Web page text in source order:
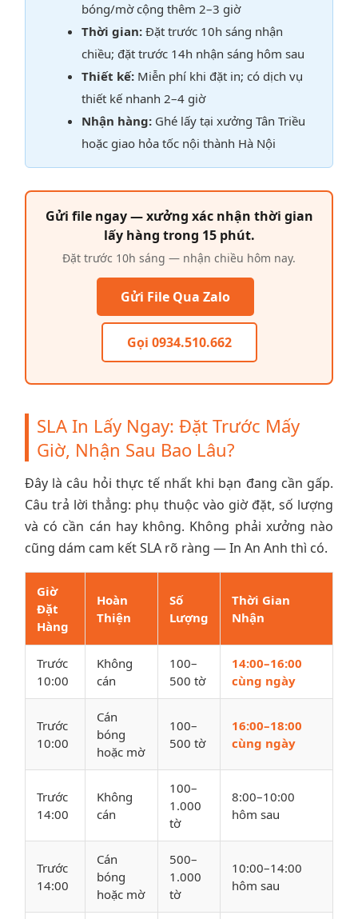
bóng/mờ cộng thêm 2–3 giờ
Thời gian: Đặt trước 10h sáng nhận
chiều; đặt trước 14h nhận sáng hôm sau
Thiết kế: Miễn phí khi đặt in; có dịch vụ
thiết kế nhanh 2–4 giờ
Nhận hàng: Ghé lấy tại xưởng Tân Triều
hoặc giao hỏa tốc nội thành Hà Nội
Gửi file ngay — xưởng xác nhận thời gian
lấy hàng trong 15 phút.
Đặt trước 10h sáng — nhận chiều hôm nay.
Gửi File Qua Zalo
Gọi 0934.510.662
SLA In Lấy Ngay: Đặt Trước Mấy
Giờ, Nhận Sau Bao Lâu?
Đây là câu hỏi thực tế nhất khi bạn đang cần gấp.
Câu trả lời thẳng: phụ thuộc vào giờ đặt, số lượng
và có cần cán hay không. Không phải xưởng nào
cũng dám cam kết SLA rõ ràng — In An Anh thì có.
Giờ
Đặt
Hàng
Hoàn
Thiện
Số
Lượng
Thời Gian
Nhận
Trước
10:00
Không
cán
100–
500 tờ
14:00–16:00
cùng ngày
Trước
10:00
Cán
bóng
hoặc mờ
100–
500 tờ
16:00–18:00
cùng ngày
Trước
14:00
Không
cán
100–
1.000
tờ
8:00–10:00
hôm sau
Trước
14:00
Cán
bóng
hoặc mờ
500–
1.000
tờ
10:00–14:00
hôm sau